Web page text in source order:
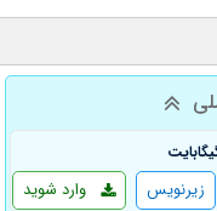
وارد شوید زیرنویس